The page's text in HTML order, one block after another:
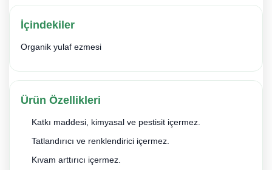
İçindekiler
Organik yulaf ezmesi
Ürün Özellikleri
Katkı maddesi, kimyasal ve pestisit içermez.
Tatlandırıcı ve renklendirici içermez.
Kıvam arttırıcı içermez.